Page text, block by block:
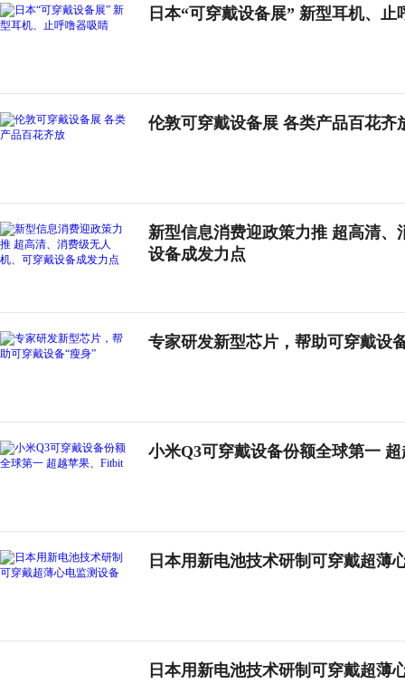
日本“可穿戴设备展” 新型耳机、止
伦敦可穿戴设备展 各类产品百花齐
新型信息消费迎政策力推 超高清、
设备成发力点
专家研发新型芯片，帮助可穿戴设
小米Q3可穿戴设备份额全球第一
日本用新电池技术研制可穿戴超薄
日本用新电池技术研制可穿戴超薄